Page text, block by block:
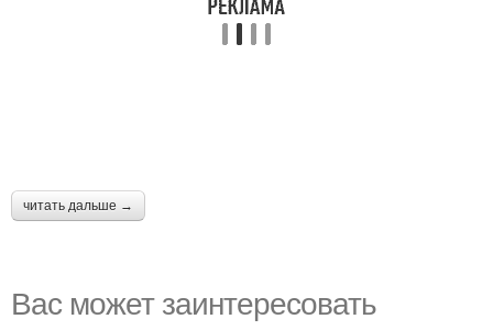
читать дальше →
Вас может заинтересовать